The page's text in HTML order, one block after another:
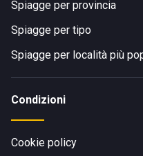
Spiagge per provincia
Spiagge per tipo
Spiagge per località più
Condizioni
Cookie policy